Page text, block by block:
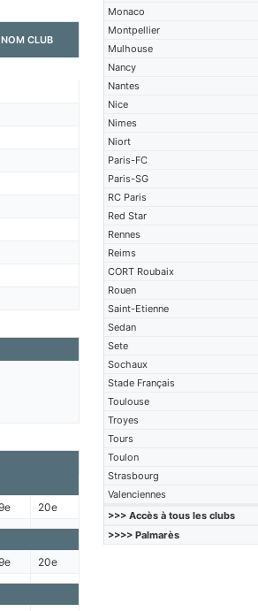
Monaco
Montpellier
Mulhouse
Nancy
Nantes
Nice
Nimes
Niort
Paris-FC
Paris-SG
RC Paris
Red Star
Rennes
Reims
CORT Roubaix
Rouen
Saint-Etienne
Sedan
Sete
Sochaux
Stade Français
Toulouse
Troyes
Tours
Toulon
Strasbourg
Valenciennes
>>> Accès à tous les clubs
>>>> Palmarès
NOM CLUB
20e
20e